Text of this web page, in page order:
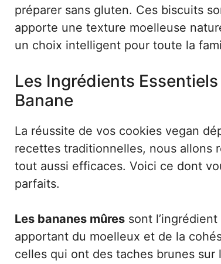
préparer sans gluten. Ces biscuits
apporte une texture moelleuse
un choix intelligent pour toute la
Les Ingrédients
Banane
La réussite de vos cookies vegan
recettes traditionnelles, nous allons
tout aussi efficaces. Voici ce dont
parfaits.
Les bananes mûres sont
apportant du moelleux et de la
celles qui ont des taches brunes